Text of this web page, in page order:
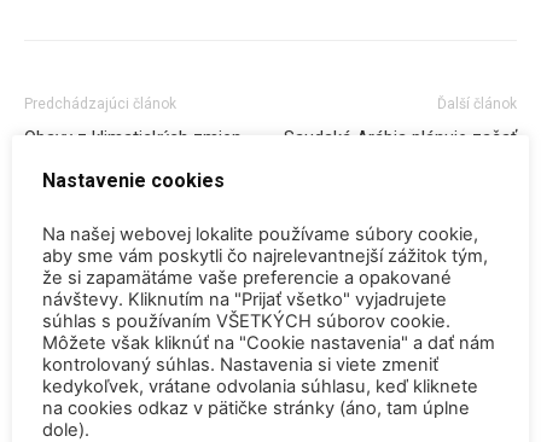
Predchádzajúci článok
Obavy z klimatických zmien
Fínsku
Ďalší článok
Saudská Arábia plánuje začať
SÚVISIACE ČLÁNKY VIAC OD AUTORA
Konferencia QEM 2026
Nastavenie cookies
Na našej webovej lokalite používame súbory cookie,
aby sme vám poskytli čo najrelevantnejší zážitok tým,
že si zapamätáme vaše preferencie a opakované
návštevy. Kliknutím na "Prijať všetko" vyjadrujete
súhlas s používaním VŠETKÝCH súborov cookie.
Môžete však kliknúť na "Cookie nastavenia" a dať nám
kontrolovaný súhlas. Nastavenia si viete zmeniť
kedykoľvek, vrátane odvolania súhlasu, keď kliknete
na cookies odkaz v pätičke stránky (áno, tam úplne
dole).